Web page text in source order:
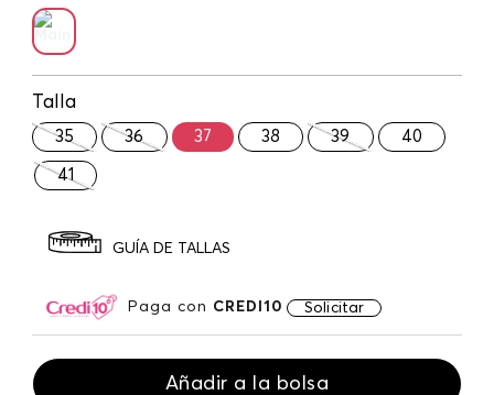
Talla
35 36 37 38 39 40
41
GUÍA DE TALLAS
Paga con CREDI10 Solicitar
Añadir a la bolsa